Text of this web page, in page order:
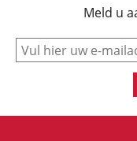
Meld u